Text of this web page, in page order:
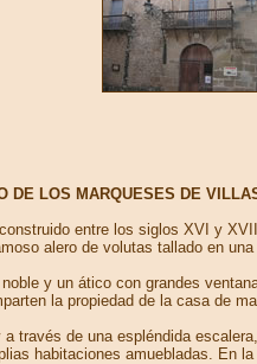
DE LOS MARQUESES DE
entre los siglos XVI y
alero de volutas tallado en
y un ático con grandes
la propiedad de la casa de
a través de una espléndida
habitaciones amuebladas. En